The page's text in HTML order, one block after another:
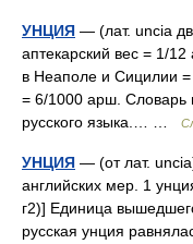
УНЦИЯ — (лат. uncia
аптекарский вес = 1/
в Неаполе и Сицилии
= 6/1000 арш. Словарь
русского языка.… …
УНЦИЯ — (от лат.
английских мер. 1
г2)] Единица
русская унция